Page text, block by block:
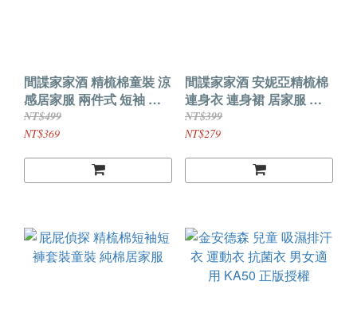
間諜家家酒 精梳棉童裝 涼
感居家服 兩件式 短袖 短
褲 套裝 日本正版授權
NT$499
NT$369
間諜家家酒 安妮亞精梳棉
連身衣 連身裙 居家服 可
當睡衣穿 日本正版授權
NT$399
NT$279